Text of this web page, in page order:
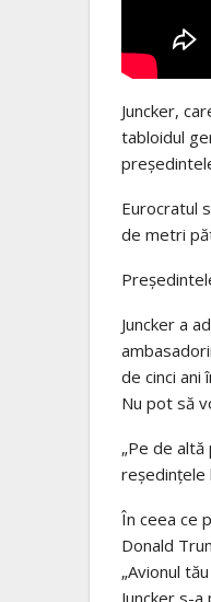
Juncker,
tabloidul
Eurocratul
de metri
Juncker a
de cinci ani
Nu pot să
„Pe de
reședințele
În ceea ce
Donald
„Avionul
Juncker s-